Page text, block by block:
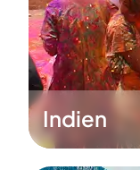
Indien